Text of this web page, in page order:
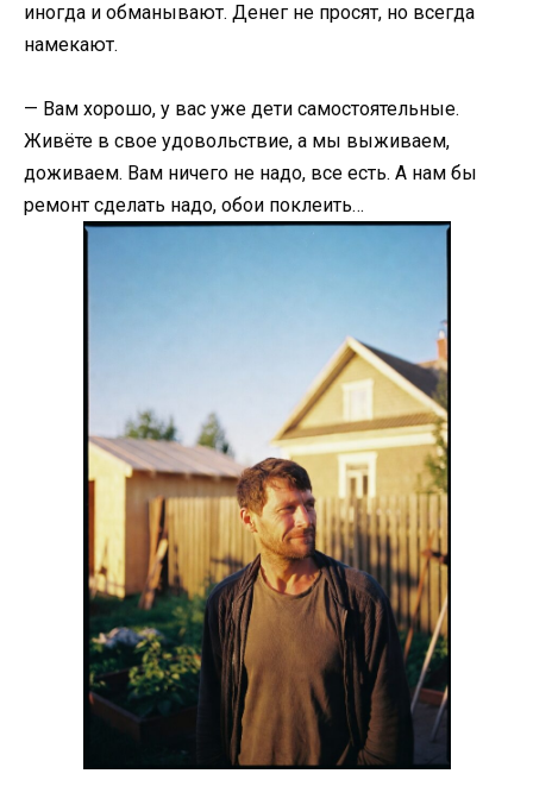
иногда и обманывают. Денег не просят, но всегда
намекают.
— Вам хорошо, у вас уже дети самостоятельные.
Живёте в свое удовольствие, а мы выживаем,
доживаем. Вам ничего не надо, все есть. А нам бы
ремонт сделать надо, обои поклеить…